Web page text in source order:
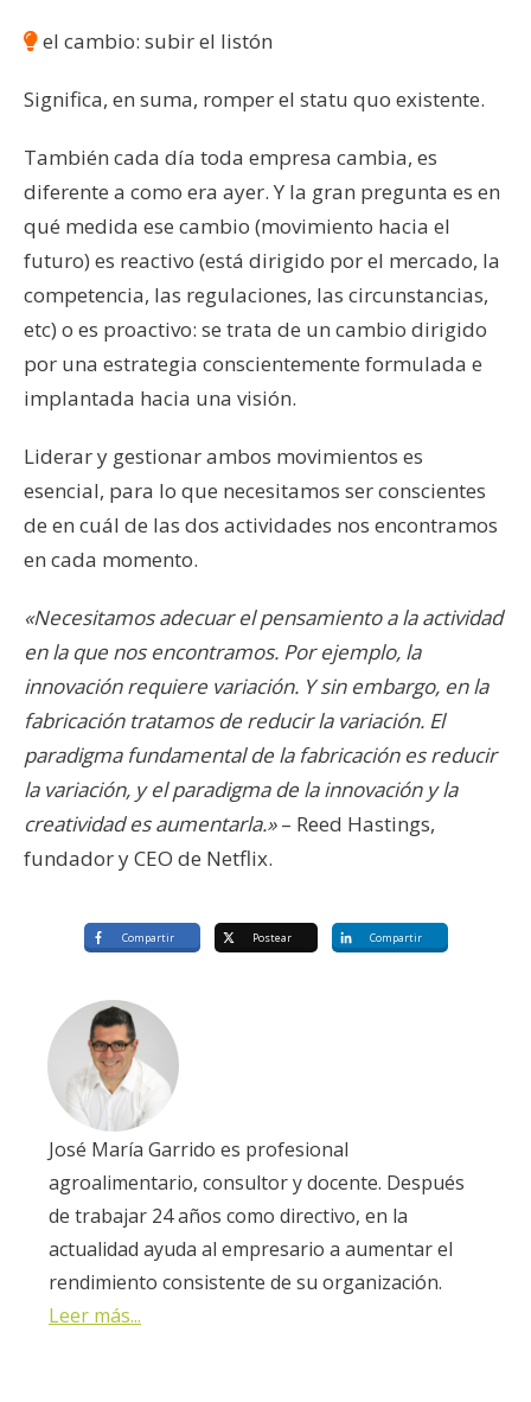
el cambio: subir el listón
Significa, en suma, romper el statu quo existente.
También cada día toda empresa cambia, es
diferente a como era ayer. Y la gran pregunta es en
qué medida ese cambio (movimiento hacia el
futuro) es reactivo (está dirigido por el mercado, la
competencia, las regulaciones, las circunstancias,
etc) o es proactivo: se trata de un cambio dirigido
por una estrategia conscientemente formulada e
implantada hacia una visión.
Liderar y gestionar ambos movimientos es
esencial, para lo que necesitamos ser conscientes
de en cuál de las dos actividades nos encontramos
en cada momento.
«Necesitamos adecuar el pensamiento a la actividad
en la que nos encontramos. Por ejemplo, la
innovación requiere variación. Y sin embargo, en la
fabricación tratamos de reducir la variación. El
paradigma fundamental de la fabricación es reducir
la variación, y el paradigma de la innovación y la
creatividad es aumentarla.»– Reed Hastings,
fundador y CEO de Netflix.
Compartir Postear Compartir
José María Garrido es profesional
agroalimentario, consultor y docente. Después
de trabajar 24 años como directivo, en la
actualidad ayuda al empresario a aumentar el
rendimiento consistente de su organización.
Leer más...